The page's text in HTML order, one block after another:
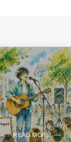
READ MORE